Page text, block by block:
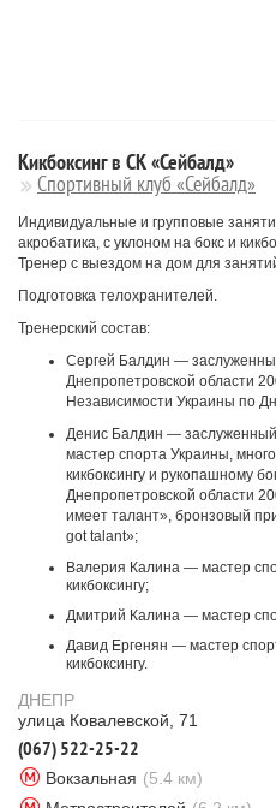
Кикбоксинг в СК «Сейбалд»
Спортивный клуб «Сейбалд»
Индивидуальные и групповые
акробатика, с уклоном на бокс и
Тренер с выездом на дом для
Подготовка телохранителей.
Тренерский состав:
Сергей Балдин ―
Днепропетровской области
Независимости Украины по
Денис Балдин ―
мастер спорта Украины,
кикбоксингу и рукопашному
Днепропетровской области
имеет талант», бронзовый
got talant»;
Валерия Калина — мастер
кикбоксингу;
Дмитрий Калина — мастер
Давид Ергенян — мастер
кикбоксингу.
ДНЕПР
улица Ковалевской, 71
(067) 522-25-22
Вокзальная (5.4 км)